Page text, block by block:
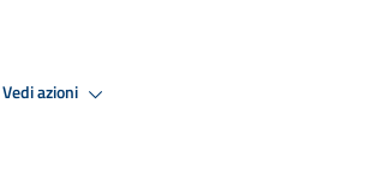
Vedi azioni